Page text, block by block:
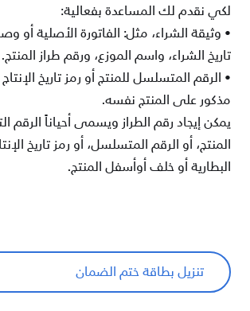
لكي نقدم لك المساعدة بفعالية:
• وثيقة الشراء، مثل: الفاتورة الأصلية أو
تاريخ الشراء، واسم الموزع، ورقم طراز المنتج.
• الرقم المتسلسل للمنتج أو رمز تاريخ
مذكور على المنتج نفسه.
يمكن إيجاد رقم الطراز ويسمى أحياناً الرقم
المنتج، أو الرقم المتسلسل، أو رمز تاريخ
البطارية أو خلفأوأسفلالمنتج.
تنزيل بطاقة ختم الضمان